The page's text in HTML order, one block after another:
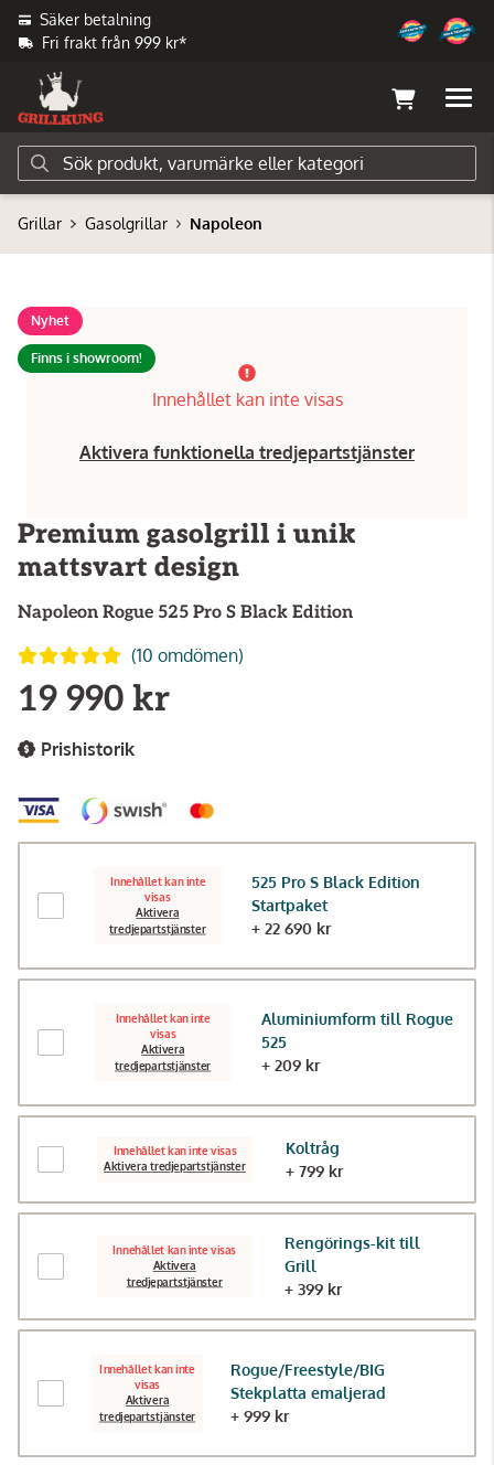
Säker betalning
Fri frakt från 999 kr*
Grillar Gasolgrillar Napoleon
Nyhet
Finns i showroom!
Innehållet kan inte visas
Aktivera funktionella tredjepartstjänster
Premium gasolgrill i unik
mattsvart design
Napoleon Rogue 525 Pro S Black Edition
(10 omdömen)
19 990 kr
Prishistorik
Innehållet kan inte
visas
Aktivera
tredjepartstjänster
525 Pro S Black Edition
Startpaket
+ 22 690 kr
Innehållet kan inte
visas
Aktivera
tredjepartstjänster
Aluminiumform till Rogue
525
+ 209 kr
Innehållet kan inte visas
Aktivera tredjepartstjänster
Koltråg
+ 799 kr
Innehållet kan inte visas
Aktivera
tredjepartstjänster
Rengörings-kit till
Grill
+ 399 kr
Innehållet kan inte
visas
Aktivera
tredjepartstjänster
Rogue/Freestyle/BIG
Stekplatta emaljerad
+ 999 kr